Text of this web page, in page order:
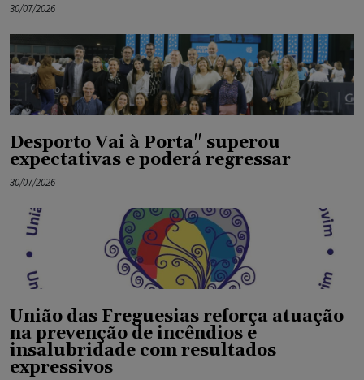
30/07/2026
Desporto Vai à Porta" superou
expectativas e poderá regressar
30/07/2026
União das Freguesias reforça atuação
na prevenção de incêndios e
insalubridade com resultados
expressivos